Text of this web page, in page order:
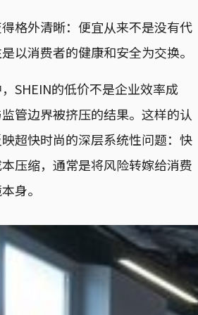
格外清晰：便宜从来不是没有代
以消费者的健康和安全为交换。
SHEIN的低价不是企业效率成
管边界被挤压的结果。这样的认
超快时尚的深层系统性问题：快
压缩，通常是将风险转嫁给消费
身。